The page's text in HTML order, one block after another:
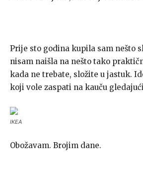
Prije sto godina kupila sam nešto
nisam naišla na nešto tako
kada ne trebate, složite u jastuk.
koji vole zaspati na kauču
IKEA
Obožavam. Brojim dane.